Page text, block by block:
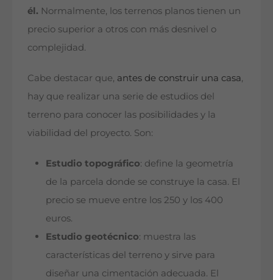
él. Normalmente, los terrenos planos tienen un
precio superior a otros con más desnivel o
complejidad.
Cabe destacar que, antes de construir una casa,
hay que realizar una serie de estudios del
terreno para conocer las posibilidades y la
viabilidad del proyecto. Son:
Estudio topográfico: define la geometría
de la parcela donde se construye la casa. El
precio se mueve entre los 250 y los 400
euros.
Estudio geotécnico: muestra las
características del terreno y sirve para
diseñar una cimentación adecuada. El